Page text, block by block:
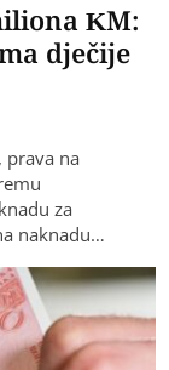
KM:
dječije
prava na
za
naknadu…